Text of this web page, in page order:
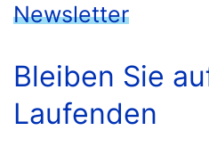
Newsletter
Bleiben Sie
Laufenden